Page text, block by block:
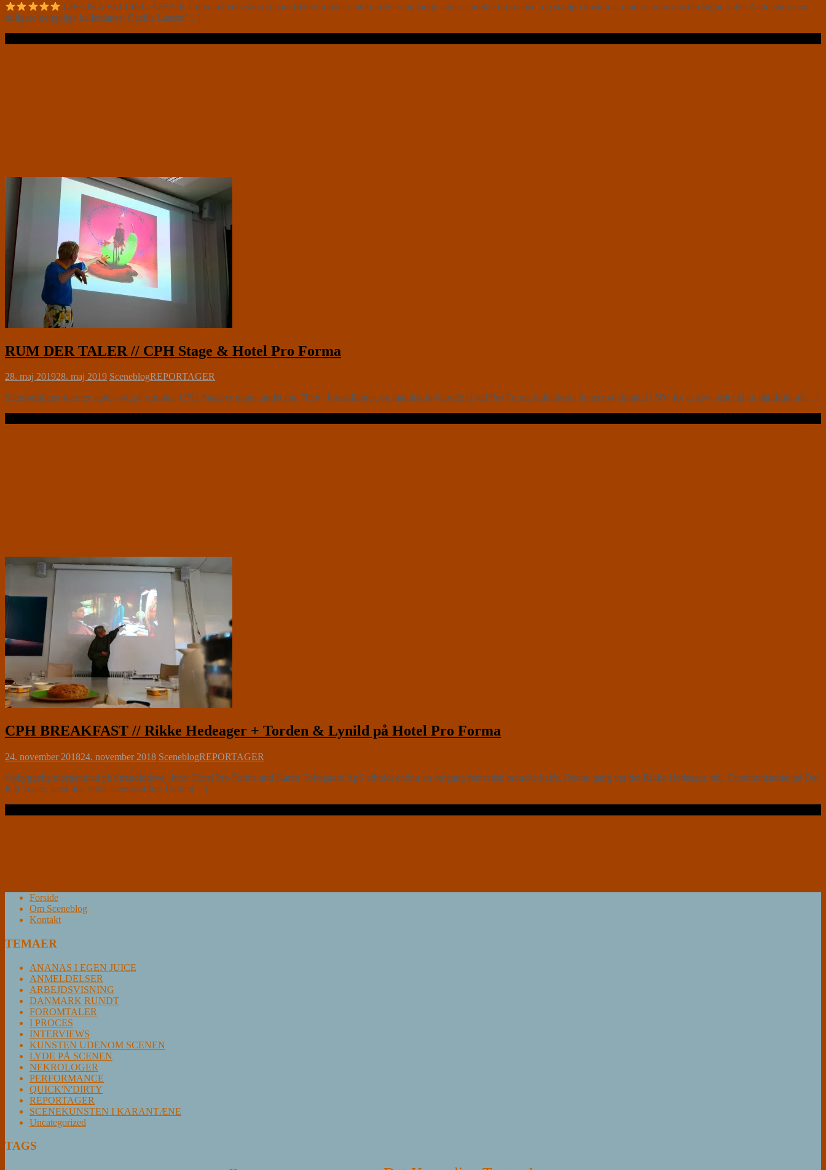
LIFE IS A FALLING AFFAIR Udtværet læbestift og bare fødder møder chikke støvler og lange negle. Direkte fra scenen, og stadig i kostume, møder cirkusartisten Signe Løve Anderskov den
tidligere kongelige balletdanser Cecilie Lassen[…]
RUM DER TALER // CPH Stage & Hotel Pro Forma
28. maj 201928. maj 2019 SceneblogREPORTAGER
Scenografiens stjerner sætter ord på rummet. CPH Stage er meget andet end ”blot” forestillinger, og mandag inviterede Hotel Pro Forma indendørs i deres nye domicil i NV, for at give ordet til en håndfuld af[…]
CPH BREAKFAST // Rikke Hedeager + Torden & Lynild på Hotel Pro Forma
24. november 201824. november 2018 SceneblogREPORTAGER
Opbyggelig morgenmad på Strandlodsvej, hvor Hotel Pro Forma and Karen Toftegaard ApS afholdt endnu en omgang fantastisk branche kaffe. Denne gang var det Rikke Hedeager, tidl. Eventministeriet på Det
Kgl Teater, samt den vilde scenografduo Torden[…]
Forside
Om Sceneblog
Kontakt
TEMAER
ANANAS I EGEN JUICE
ANMELDELSER
ARBEJDSVISNING
DANMARK RUNDT
FOROMTALER
I PROCES
INTERVIEWS
KUNSTEN UDENOM SCENEN
LYDE PÅ SCENEN
NEKROLOGER
PERFORMANCE
QUICK'N'DIRTY
REPORTAGER
SCENEKUNSTEN I KARANTÆNE
Uncategorized
TAGS